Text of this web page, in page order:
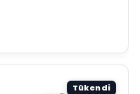
Tükendi